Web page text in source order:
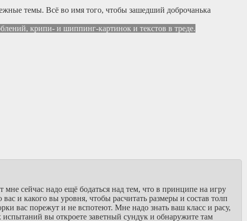
темы. Всё во имя того, чтобы зашедший доброчанька
крипи- и шиппинг-картинок и текстов в треде.
сейчас надо ещё бодаться над тем, что в принципе на игру
и какого вы уровня, чтобы расчитать размеры и состав толп
вас порежут и не вспотеют. Мне надо знать ваш класс и расу,
вы откроете заветный сундук и обнаружите там